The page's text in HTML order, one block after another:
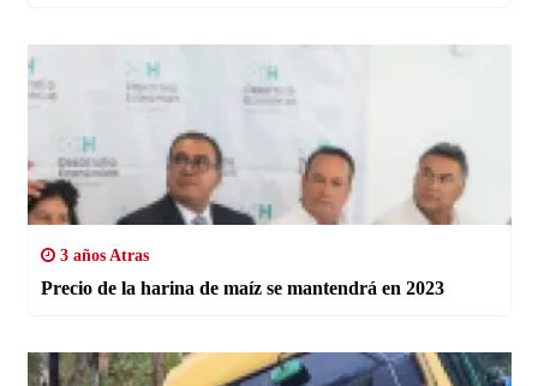
3 años Atras
Precio de la harina de maíz se mantendrá en 2023